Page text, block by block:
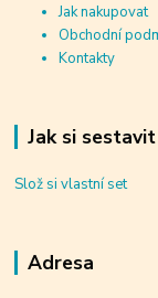
Jak nakupovat
Obchodní
Kontakty
Jak si
Slož si vlastní set
Adresa